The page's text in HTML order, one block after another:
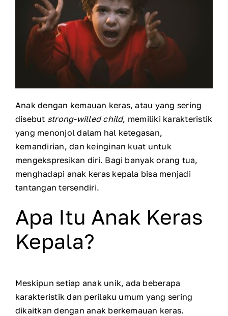
Anak dengan kemauan keras, atau yang sering
disebut strong-willed child, memiliki karakteristik
yang menonjol dalam hal ketegasan,
kemandirian, dan keinginan kuat untuk
mengekspresikan diri. Bagi banyak orang tua,
menghadapi anak keras kepala bisa menjadi
tantangan tersendiri.
Apa Itu Anak Keras
Kepala?
Meskipun setiap anak unik, ada beberapa
karakteristik dan perilaku umum yang sering
dikaitkan dengan anak berkemauan keras.